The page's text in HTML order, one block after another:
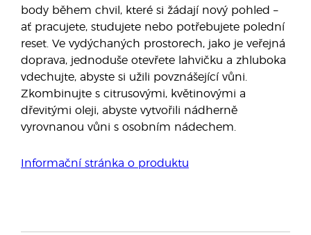
body během chvil, které si žádají nový pohled –
ať pracujete, studujete nebo potřebujete polední
reset. Ve vydýchaných prostorech, jako je veřejná
doprava, jednoduše otevřete lahvičku a zhluboka
vdechujte, abyste si užili povznášející vůni.
Zkombinujte s citrusovými, květinovými a
dřevitými oleji, abyste vytvořili nádherně
vyrovnanou vůni s osobním nádechem.
Informační stránka o produktu